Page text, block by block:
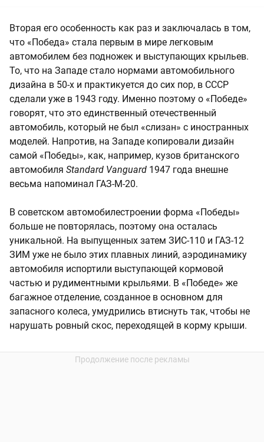
Вторая его особенность как раз и заключалась в том,
что «Победа» стала первым в мире легковым
автомобилем без подножек и выступающих крыльев.
То, что на Западе стало нормами автомобильного
дизайна в 50-х и практикуется до сих пор, в СССР
сделали уже в 1943 году. Именно поэтому о «Победе»
говорят, что это единственный отечественный
автомобиль, который не был «слизан» с иностранных
моделей. Напротив, на Западе копировали дизайн
самой «Победы», как, например, кузов британского
автомобиля Standard Vanguard 1947 года внешне
весьма напоминал ГАЗ-М-20.
В советском автомобилестроении форма «Победы»
больше не повторялась, поэтому она осталась
уникальной. На выпущенных затем ЗИС-110 и ГАЗ-12
ЗИМ уже не было этих плавных линий, аэродинамику
автомобиля испортили выступающей кормовой
частью и рудиментными крыльями. В «Победе» же
багажное отделение, созданное в основном для
запасного колеса, умудрились втиснуть так, чтобы не
нарушать ровный скос, переходящей в корму крыши.